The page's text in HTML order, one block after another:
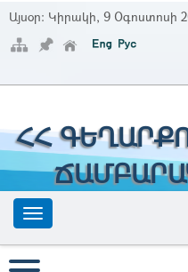
Այսօր: Կիրակի, 9 Օգոստոսի
ՀՀ